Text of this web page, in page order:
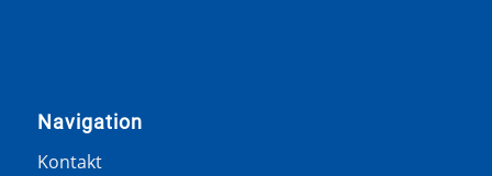
Navigation
Kontakt